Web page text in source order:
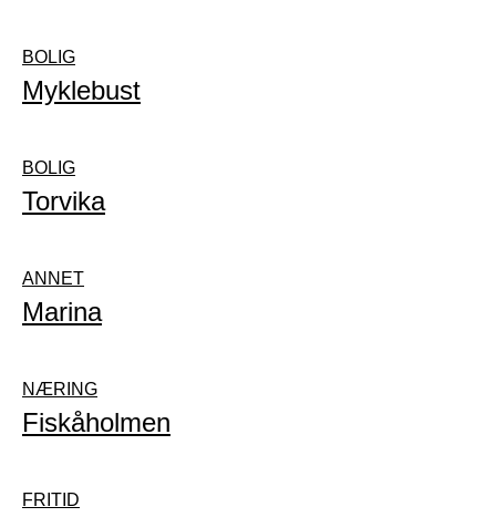
BOLIG
Myklebust
BOLIG
Torvika
ANNET
Marina
NÆRING
Fiskåholmen
FRITID